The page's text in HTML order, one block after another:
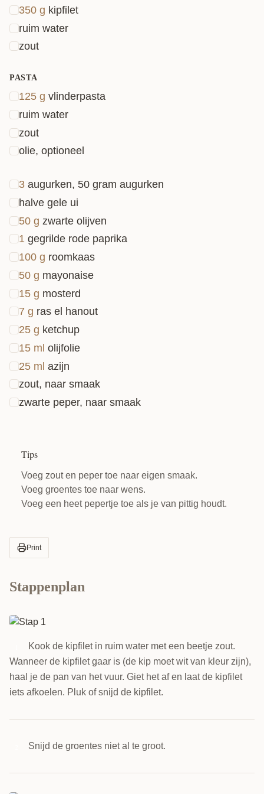
lekker romig? Dan moet je bij de
pastasaladezijn.
350 g kipfilet
ruim water
zout
PASTA
125 g vlinderpasta
ruim water
zout
olie, optioneel
3 augurken, 50 gram augurken
halve gele ui
50 g zwarte olijven
1 gegrilde rode paprika
100 g roomkaas
50 g mayonaise
15 g mosterd
7 g ras el hanout
25 g ketchup
15 ml olijfolie
25 ml azijn
zout, naar smaak
zwarte peper, naar smaak
Tips
Voeg zout en peper toe naar eigen smaak.
Voeg groentes toe naar wens.
Voeg een heet pepertje toe als je van pittig houdt.
Print
Stappenplan
Kook de kipfilet in ruim water met een beetje zout.
Wanneer de kipfilet gaar is (de kip moet wit van kleur zijn),
haal je de pan van het vuur. Giet het af en laat de kipfilet
iets afkoelen. Pluk of snijd de kipfilet.
Snijd de groentes niet al te groot.